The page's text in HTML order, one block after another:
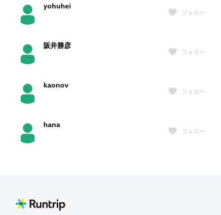
yohuhei
フォロー
阪井勝彦
フォロー
kaonov
フォロー
hana
フォロー
中村駿太